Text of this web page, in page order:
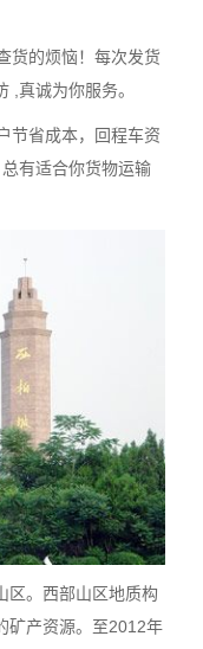
货的烦恼！每次发货
,真诚为你服务。
节省成本，回程车资
有适合你货物运输
区。西部山区地质构
矿产资源。至2012年